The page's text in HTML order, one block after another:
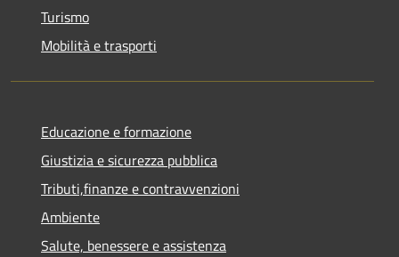
Turismo
Mobilità e trasporti
Educazione e formazione
Giustizia e sicurezza pubblica
Tributi,finanze e contravvenzioni
Ambiente
Salute, benessere e assistenza